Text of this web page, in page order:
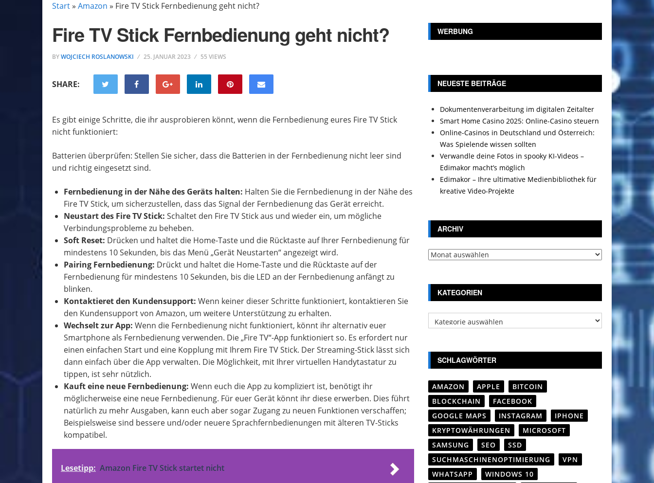
Start» Amazon » Fire TV Stick Fernbedienung geht nicht?
Fire TV Stick Fernbedienung geht nicht?
BYWOJCIECH ROSLANOWSKI 25. JANUAR 2023 55 VIEWS
SHARE:
Es gibt einige Schritte, die ihr ausprobieren könnt, wenn die Fernbedienung eures Fire TV Stick
nicht funktioniert:
Batterien überprüfen: Stellen Sie sicher, dass die Batterien in der Fernbedienung nicht leer sind
und richtig eingesetzt sind.
Fernbedienung in der Nähe des Geräts halten: Halten Sie die Fernbedienung in der Nähe des
Fire TV Stick, um sicherzustellen, dass das Signal der Fernbedienung das Gerät erreicht.
Neustart des Fire TV Stick: Schaltet den Fire TV Stick aus und wieder ein, um mögliche
Verbindungsprobleme zu beheben.
Soft Reset: Drücken und haltet die Home-Taste und die Rücktaste auf Ihrer Fernbedienung für
mindestens 10 Sekunden, bis das Menü „Gerät Neustarten“ angezeigt wird.
Pairing Fernbedienung: Drückt und haltet die Home-Taste und die Rücktaste auf der
Fernbedienung für mindestens 10 Sekunden, bis die LED an der Fernbedienung anfängt zu
blinken.
Kontaktieret den Kundensupport: Wenn keiner dieser Schritte funktioniert, kontaktieren Sie
den Kundensupport von Amazon, um weitere Unterstützung zu erhalten.
Wechselt zur App: Wenn die Fernbedienung nicht funktioniert, könnt ihr alternativ euer
Smartphone als Fernbedienung verwenden. Die „Fire TV“-App funktioniert so. Es erfordert nur
einen einfachen Start und eine Kopplung mit Ihrem Fire TV Stick. Der Streaming-Stick lässt sich
dann einfach über die App verwalten. Die Möglichkeit, mit Ihrer virtuellen Handytastatur zu
tippen, ist sehr nützlich.
Kauft eine neue Fernbedienung: Wenn euch die App zu kompliziert ist, benötigt ihr
möglicherweise eine neue Fernbedienung. Für euer Gerät könnt ihr diese erwerben. Dies führt
natürlich zu mehr Ausgaben, kann euch aber sogar Zugang zu neuen Funktionen verschaffen;
Beispielsweise sind bessere und/oder neuere Sprachfernbedienungen mit älteren TV-Sticks
kompatibel.
Lesetipp: Amazon Fire TV Stick startet nicht
WERBUNG
NEUESTE BEITRÄGE
Dokumentenverarbeitung im digitalen Zeitalter
Smart Home Casino 2025: Online-Casino steuern
Online-Casinos in Deutschland und Österreich:
Was Spielende wissen sollten
Verwandle deine Fotos in spooky KI-Videos –
Edimakor macht’s möglich
Edimakor – Ihre ultimative Medienbibliothek für
kreative Video-Projekte
ARCHIV
Archiv
KATEGORIEN
Kategorien
SCHLAGWÖRTER
AMAZON APPLE
BITCOIN
BLOCKCHAIN
FACEBOOK
GOOGLE MAPS
INSTAGRAM
IPHONE
KRYPTOWÄHRUNGEN
MICROSOFT
SAMSUNG
SEO
SSD
SUCHMASCHINENOPTIMIERUNG
VPN
WHATSAPP
WINDOWS 10